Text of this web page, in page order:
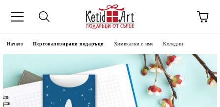
Начало Персонализирани подаръци Химикалки с име Коледни